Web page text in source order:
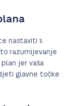
nastaviti s
razumijevanje
jer vaša
glavne točke